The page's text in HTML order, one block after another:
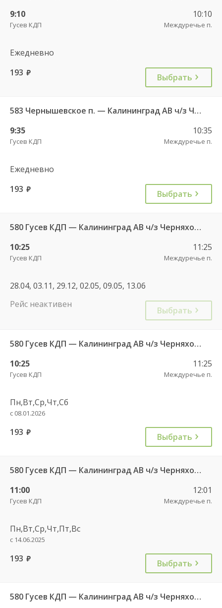
9:10
Гусев КДП
10:10
Междуречье п.
Ежедневно
193 руб. Выбрать
583 Чернышевское п. — Калининград АВ ч/з Черняховск АС
9:35
Гусев КДП
10:35
Междуречье п.
Ежедневно
193 руб. Выбрать
580 Гусев КДП — Калининград АВ ч/з Черняховск АС
10:25
Гусев КДП
11:25
Междуречье п.
28.04, 03.11, 29.12, 02.05, 09.05, 13.06
Рейс неактивен
Выбрать
580 Гусев КДП — Калининград АВ ч/з Черняховск АС
10:25
Гусев КДП
11:25
Междуречье п.
Пн,Вт,Ср,Чт,Сб
с 08.01.2026
193 руб. Выбрать
580 Гусев КДП — Калининград АВ ч/з Черняховск АС
11:00
Гусев КДП
12:01
Междуречье п.
Пн,Вт,Ср,Чт,Пт,Вс
с 14.06.2025
193 руб. Выбрать
580 Гусев КДП — Калининград АВ ч/з Черняховск АС